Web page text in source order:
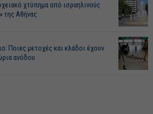
χτύπημα από ισραηλινούς
της Αθήνας
Ποιες μετοχές και κλάδοι έχουν
ανόδου